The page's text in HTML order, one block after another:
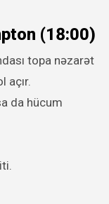
(18:00)
topa nəzarət
açır.
da hücum